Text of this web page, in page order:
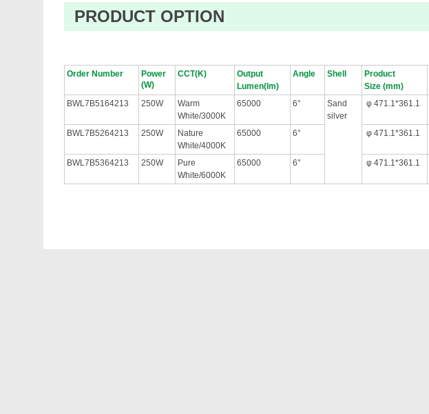
PRODUCT OPTION
Order Number
Power
(W)
CCT(K)
Output
Lumen(lm)
Angle Shell
Product
Size (mm)
BWL7B5164213
250W
Warm
White/3000K
65000 6°
Sand
silver
φ 471.1*361.1
BWL7B5264213 250W
Nature
White/4000K
65000 6° φ 471.1*361.1
BWL7B5364213 250W
Pure
White/6000K
65000 6° φ 471.1*361.1